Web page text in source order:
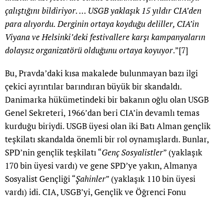
çalıştığını bildiriyor. … USGB yaklaşık 15 yıldır CIA’den
para alıyordu. Derginin ortaya koyduğu deliller, CIA’in
Viyana ve Helsinki’deki festivallere karşı kampanyaların
dolaysız organizatörü olduğunu ortaya koyuyor.”[7]
Bu, Pravda’daki kısa makalede bulunmayan bazı ilgi
çekici ayrıntılar barındıran büyük bir skandaldı.
Danimarka hükümetindeki bir bakanın oğlu olan USGB
Genel Sekreteri, 1966’dan beri CIA’in devamlı temas
kurduğu biriydi. USGB üyesi olan iki Batı Alman gençlik
teşkilatı skandalda önemli bir rol oynamışlardı. Bunlar,
SPD’nin gençlik teşkilatı “Genç Sosyalistler” (yaklaşık
170 bin üyesi vardı) ve gene SPD’ye yakın, Almanya
Sosyalist Gençliği “Şahinler” (yaklaşık 110 bin üyesi
vardı) idi. CIA, USGB’yi, Gençlik ve Öğrenci Fonu